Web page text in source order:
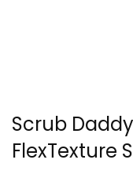
Scrub
FlexTexture